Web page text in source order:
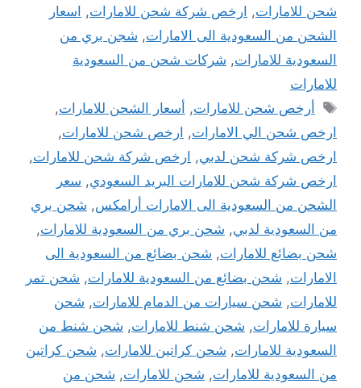
شحن للامارات, ارخص شركة شحن للامارات, اسعار
الشحن من السعودية الى الامارات, شجن بري من
السعودية للامارات, شركات شحن من السعودية
للامارات
الوسوم
أرخص شحن للامارات, أسعار الشحن للامارات,
ارخص شحن الي الامارات, ارخص شحن للامارات,
ارخص شركة شحن لدبي, ارخص شركة شحن للامارات,
ارخص شركة شحن للامارات البريد السعودي, سعر
الشحن من السعودية الى الامارات أرامكس, شحن بري
من السعودية لدبي, شحن بري من السعودية للامارات,
شحن بضائع للامارات, شحن بضائع من السعودية الى
الامارات, شحن بضائع من السعودية للامارات, شحن تمر
للامارات, شحن سيارات من الدمام للامارات, شحن
سيارة للامارات, شحن شنط للامارات, شحن شنط من
السعودية للامارات, شحن كراتين للامارات, شحن كراتين
من السعودية للامارات, شحن للامارات, شحن من